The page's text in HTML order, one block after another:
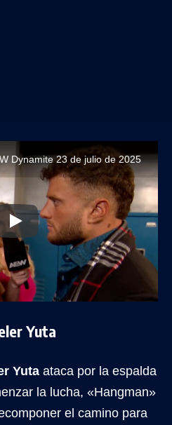
Dynamite 23 de julio de 2025
Yuta
Yuta ataca por la espalda
la lucha, «Hangman»
el camino para